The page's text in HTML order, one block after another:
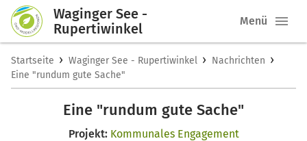
Waginger See -
Rupertiwinkel
Menü
Startseite › Waginger See - Rupertiwinkel › Nachrichten ›
Eine "rundum gute Sache"
Eine "rundum gute Sache"
Projekt: Kommunales Engagement